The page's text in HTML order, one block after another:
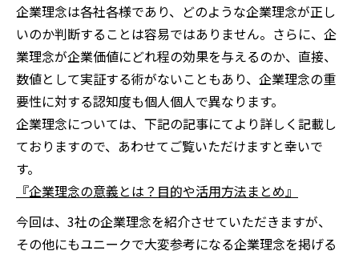
企業理念は各社各様であり、どのような企業理念が正し
いのか判断することは容易ではありません。さらに、企
業理念が企業価値にどれ程の効果を与えるのか、直接、
数値として実証する術がないこともあり、企業理念の重
要性に対する認知度も個人個人で異なります。
企業理念については、下記の記事にてより詳しく記載し
ておりますので、あわせてご覧いただけますと幸いで
す。
『企業理念の意義とは？目的や活用方法まとめ』
今回は、3社の企業理念を紹介させていただきますが、
その他にもユニークで大変参考になる企業理念を掲げる